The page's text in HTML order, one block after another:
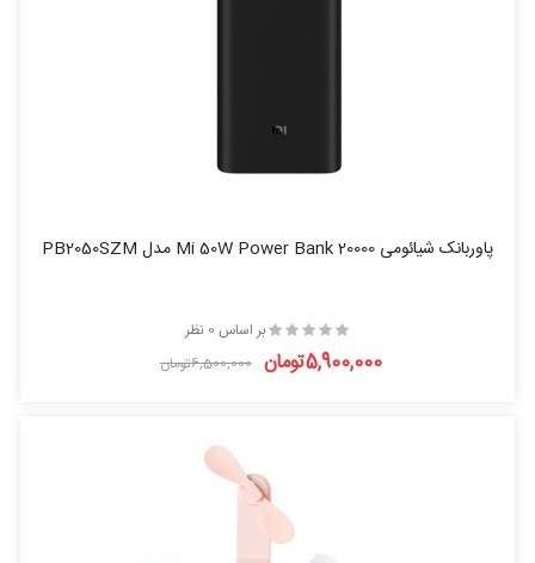
پاوربانک شیائومی Mi 50W Power Bank 20000 مدل PB2050SZM
بر اساس 0 نظر
5,900,000تومان 6,500,000تومان